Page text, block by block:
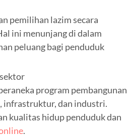
pemilihan lazim secara
ini menunjang di dalam
peluang bagi penduduk
program pembangunan
infrastruktur, dan industri.
kualitas hidup penduduk dan
.